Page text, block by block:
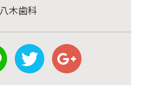
八木歯科